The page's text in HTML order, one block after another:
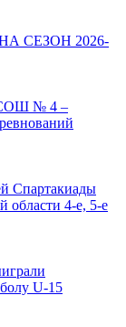
СЕЗОН 2026-
СОШ № 4 –
Спартакиады
области 4-е, 5-е
U-15